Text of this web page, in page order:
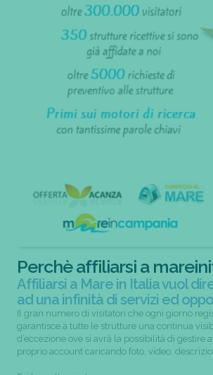
Perchè affiliarsi a
Affiliarsi a Mare in Italia vuol
ad una infinità di servizi ed
Il gran numero di visitatori che ogni giorno
garantisce a tutte le strutture una continua
d’eccezione ove si avrà la possibilità di gestire
proprio account caricando foto, video,